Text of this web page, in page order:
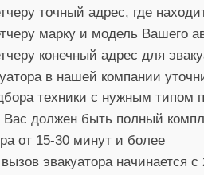
точный адрес, где
марку и модель Вашего
конечный адрес для
в нашей компании
техники с нужным типом
должен быть полный
от 15-30 минут и более
эвакуатора начинается